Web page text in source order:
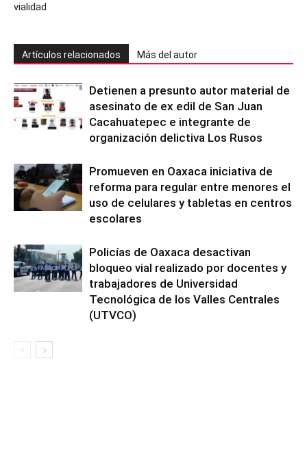
vialidad
Artículos relacionados Más del autor
Detienen a presunto autor material de
asesinato de ex edil de San Juan
Cacahuatepec e integrante de
organización delictiva Los Rusos
Promueven en Oaxaca iniciativa de
reforma para regular entre menores el
uso de celulares y tabletas en centros
escolares
Policías de Oaxaca desactivan
bloqueo vial realizado por docentes y
trabajadores de Universidad
Tecnológica de los Valles Centrales
(UTVCO)